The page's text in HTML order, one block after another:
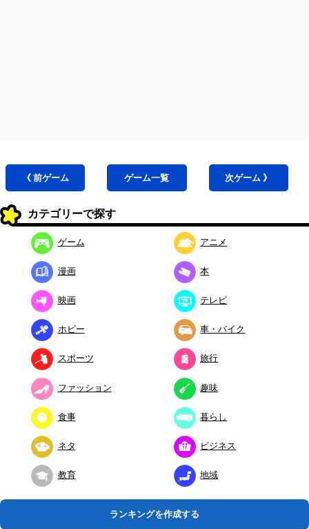
《 前ゲーム ゲーム一覧 次ゲーム 》
カテゴリーで探す
ゲーム アニメ
漫画 本
映画 テレビ
ホビー 車・バイク
スポーツ 旅行
ファッション 趣味
食事 暮らし
ネタ ビジネス
教育 地域
ランキングを作成する